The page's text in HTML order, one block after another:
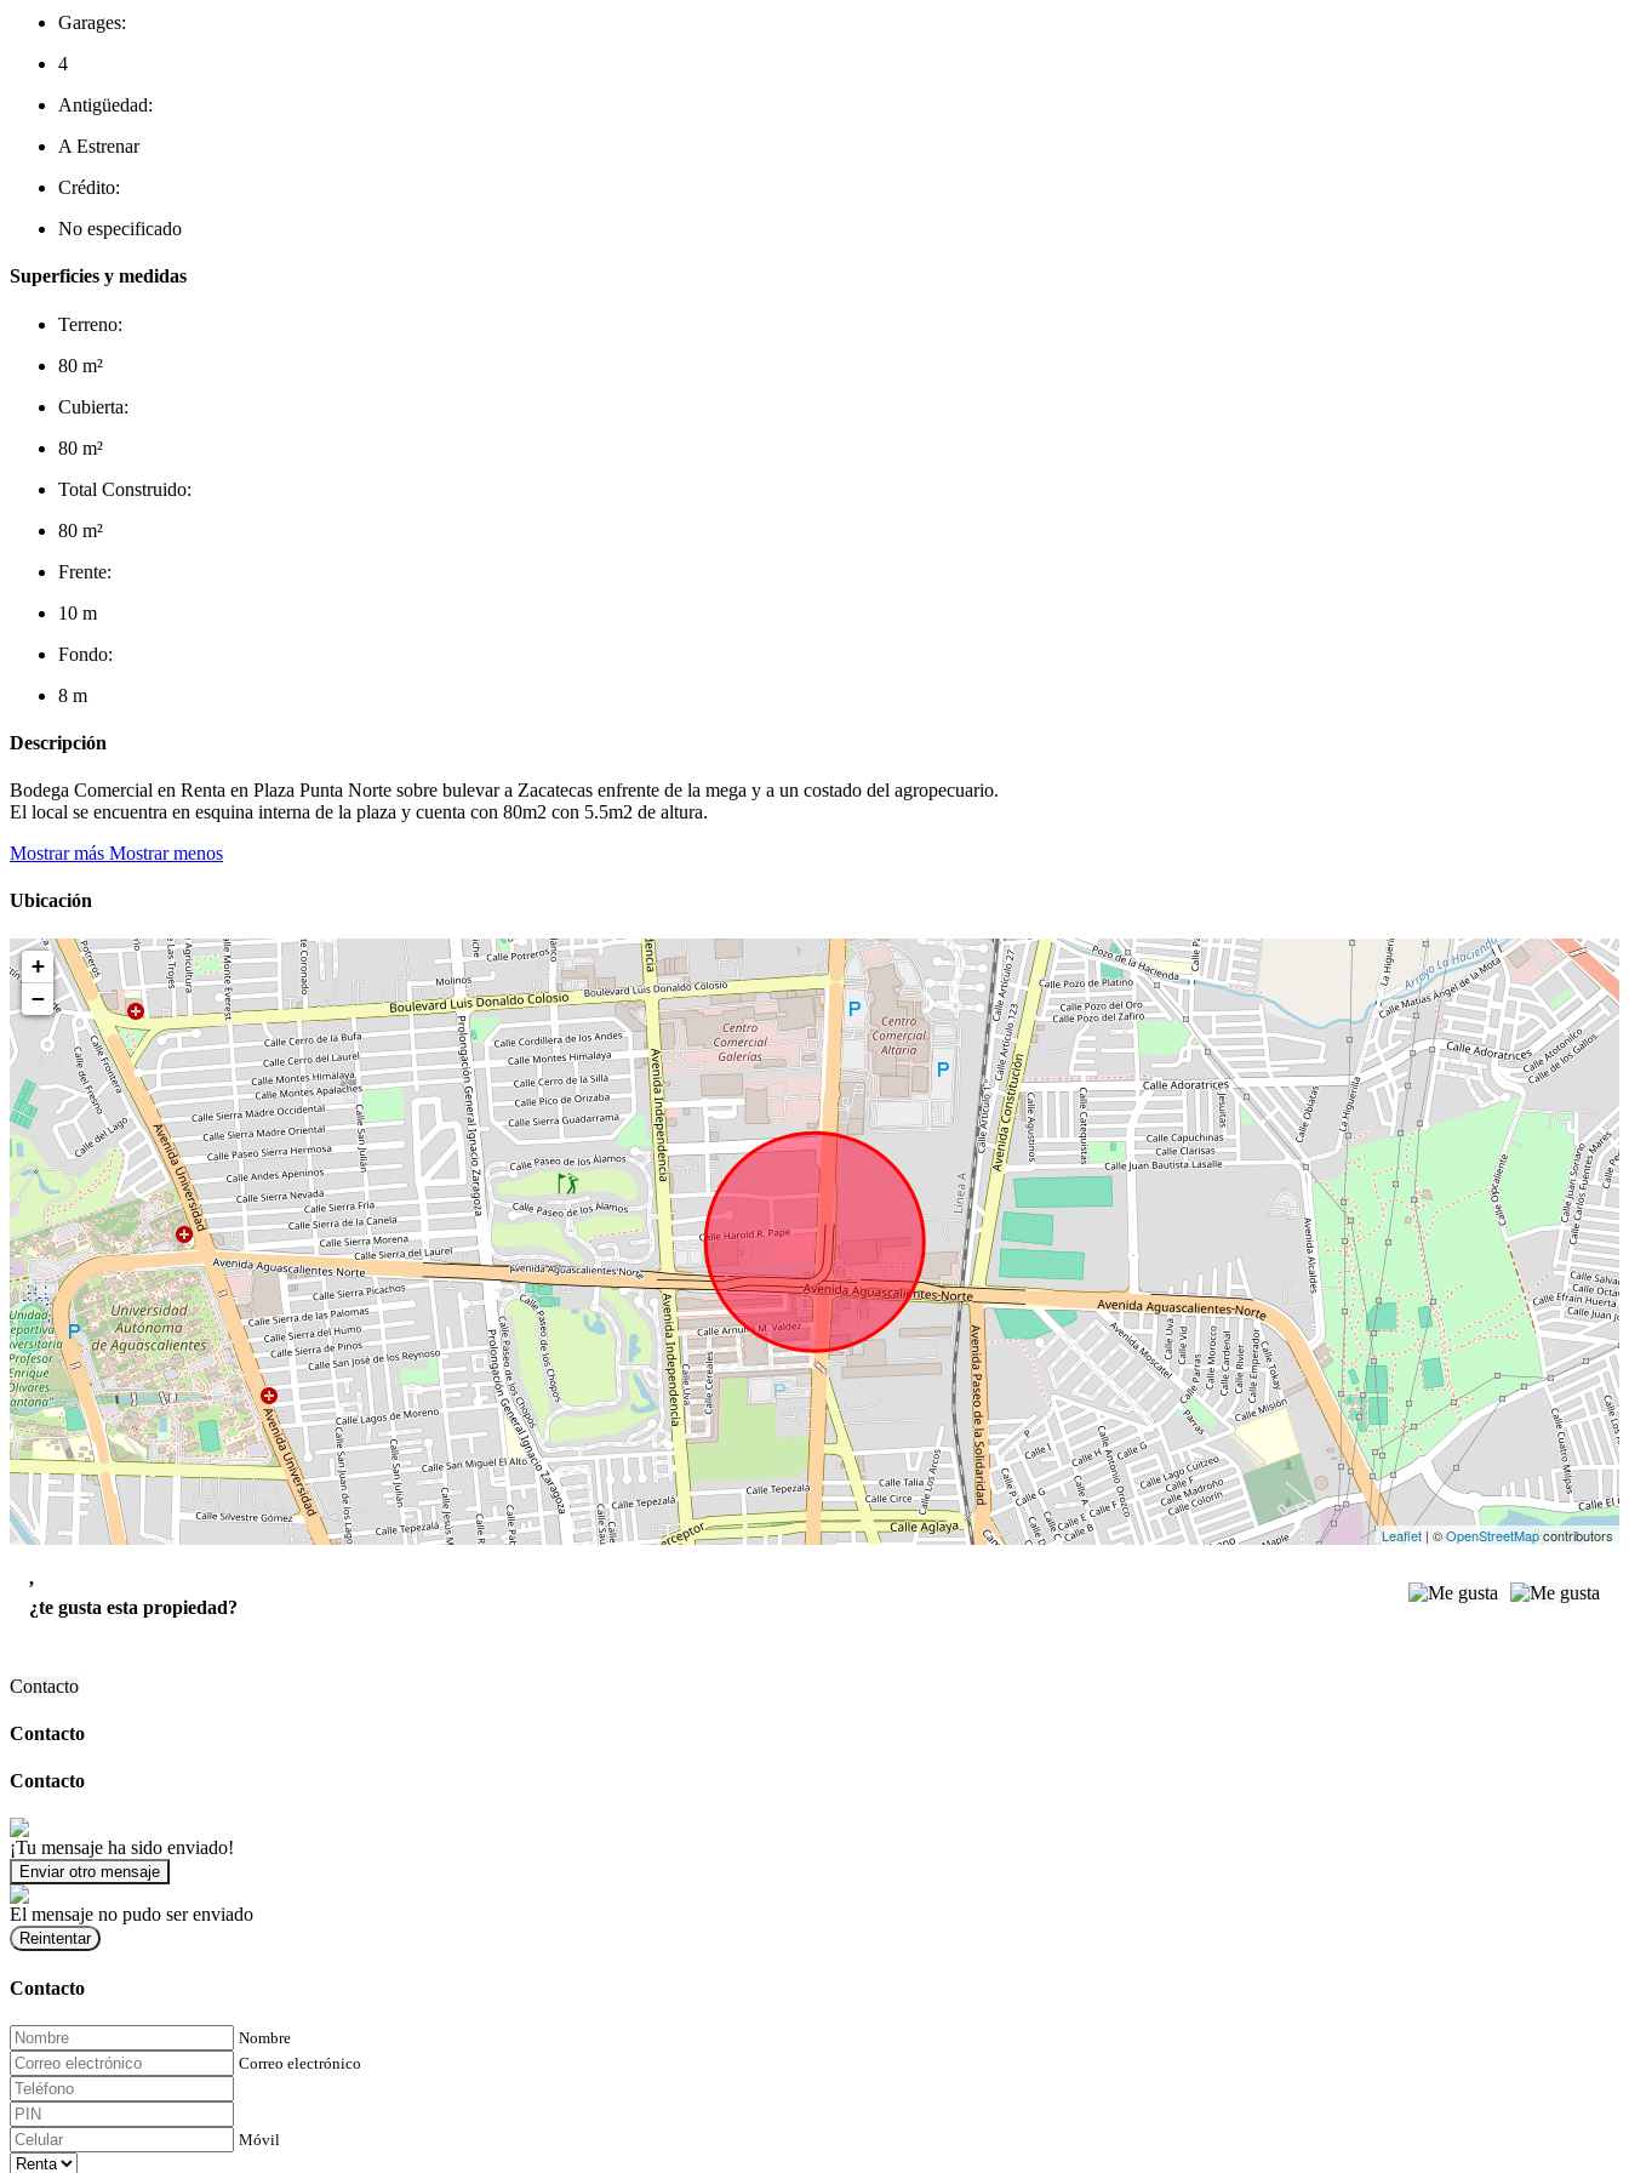
Garages:
4
Antigüedad:
A Estrenar
Crédito:
No especificado
Superficies y medidas
Terreno:
80 m²
Cubierta:
80 m²
Total Construido:
80 m²
Frente:
10 m
Fondo:
8 m
Descripción
Bodega Comercial en Renta en Plaza Punta Norte sobre bulevar a Zacatecas enfrente de la mega y a un costado del agropecuario.
El local se encuentra en esquina interna de la plaza y cuenta con 80m2 con 5.5m2 de altura.
Mostrar más Mostrar menos
Ubicación
+
−
Leaflet | ©OpenStreetMapcontributors
,
¿te gusta esta propiedad?
Contacto
Contacto
Contacto
¡Tu mensaje ha sido enviado!
Enviar otro mensaje
El mensaje no pudo ser enviado
Reintentar
Contacto
Nombre
Correo electrónico
Móvil